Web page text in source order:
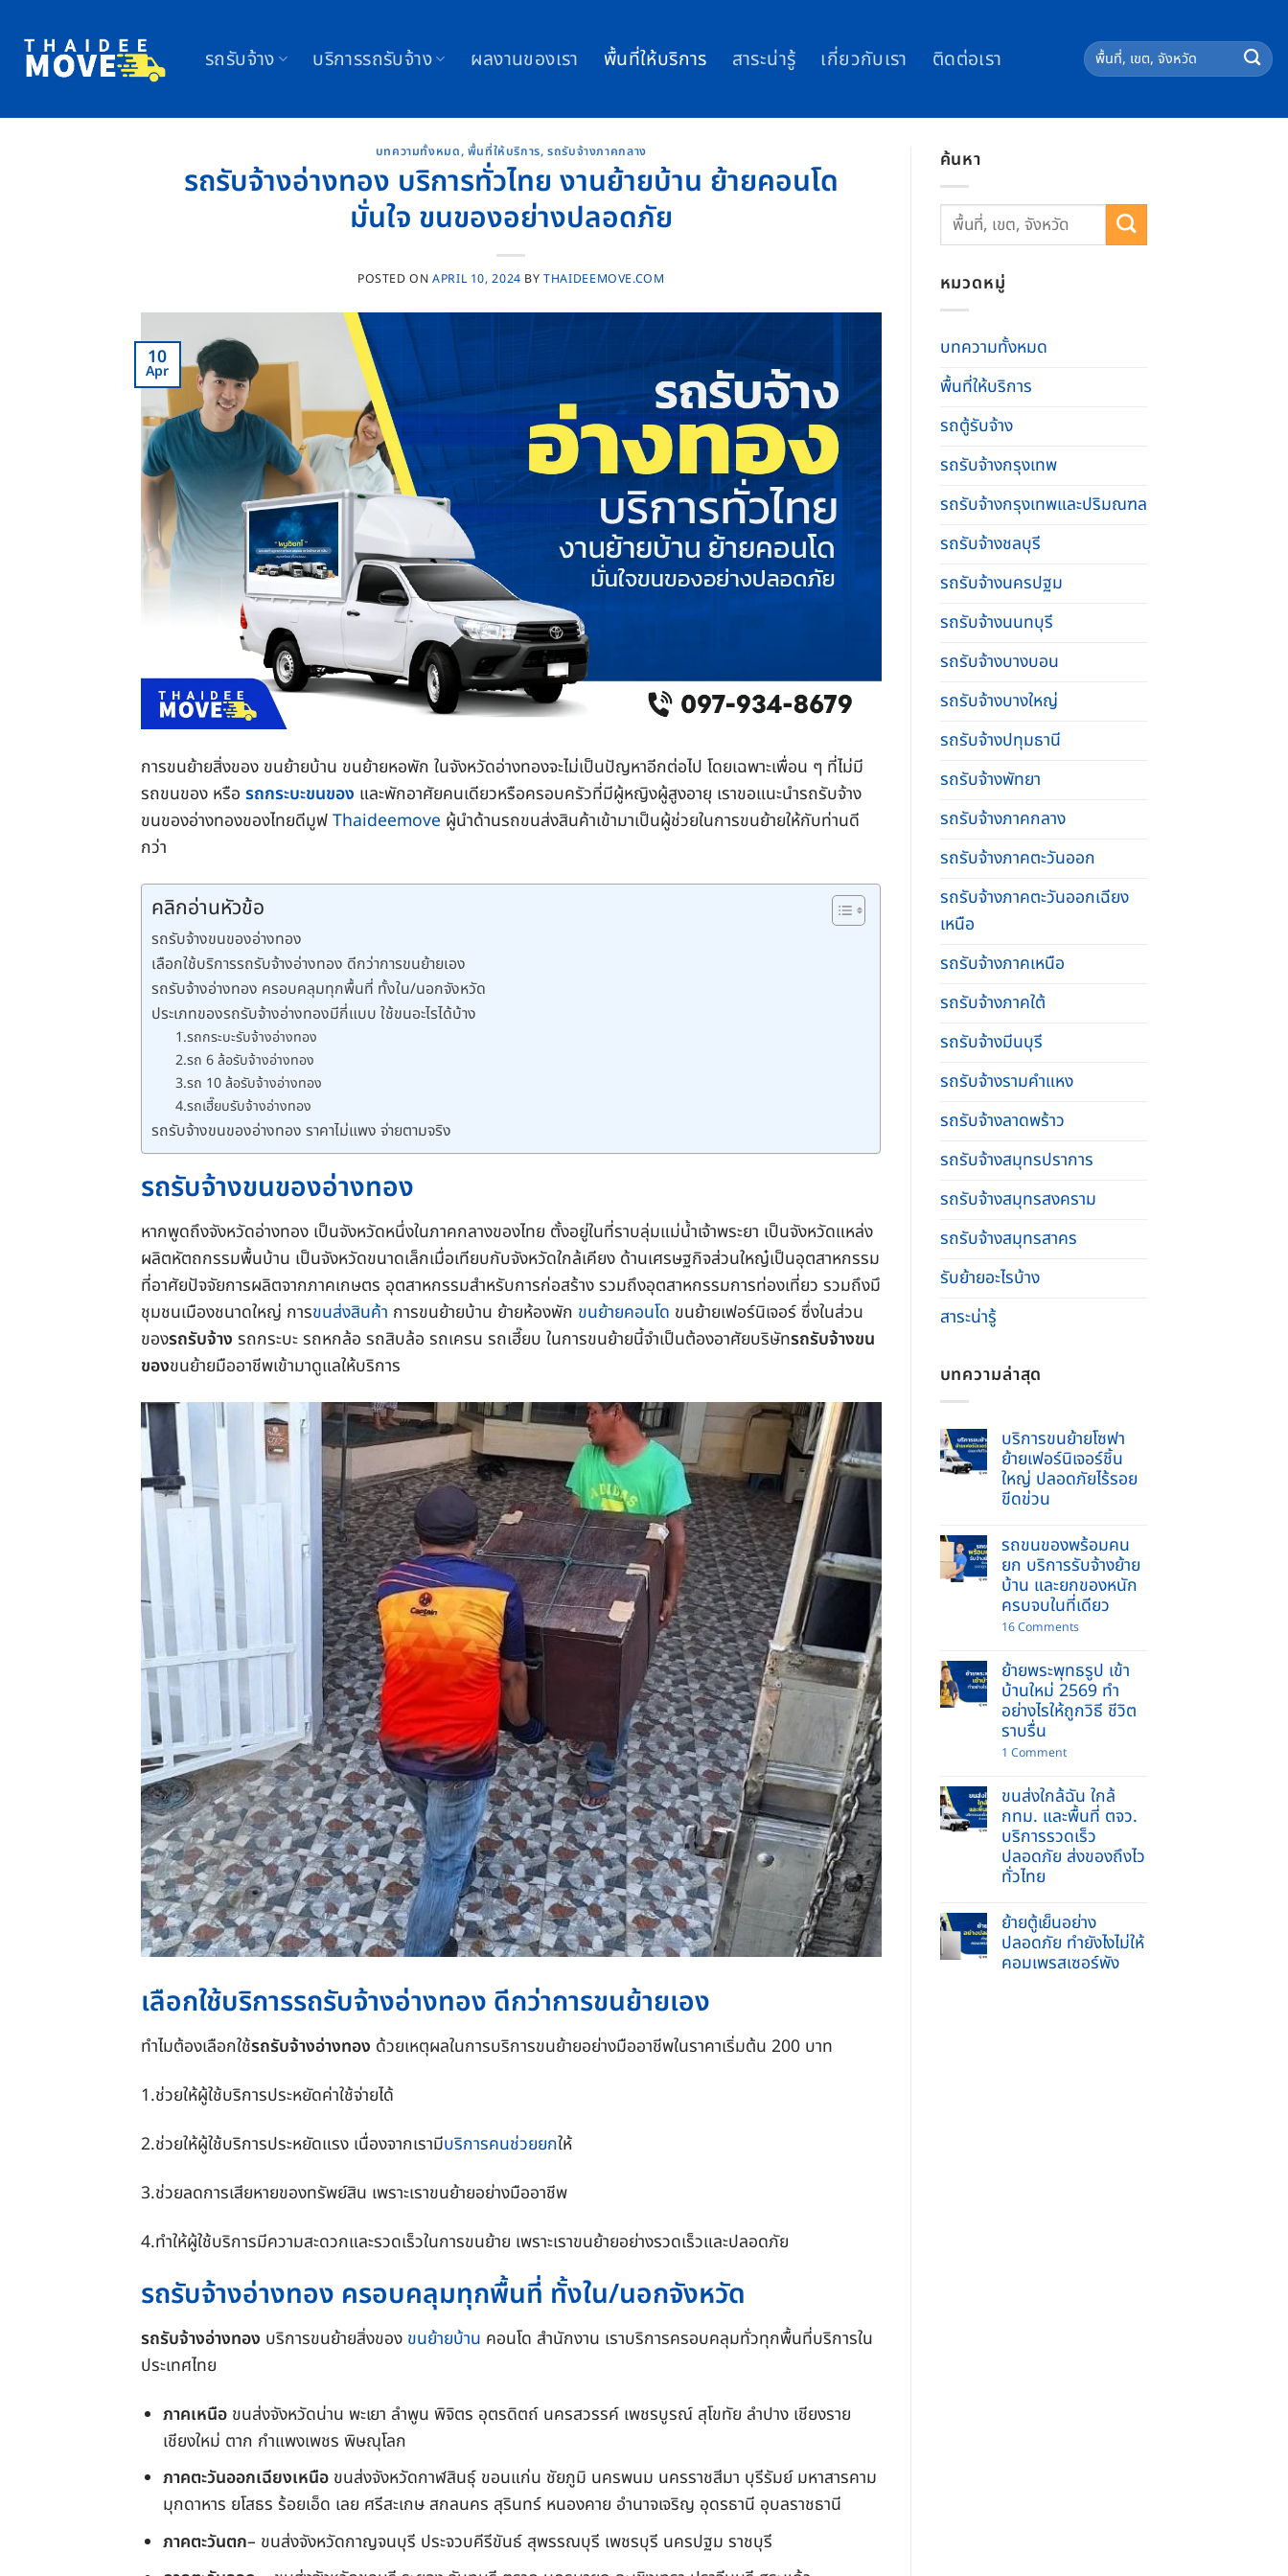
content
รถรับจ้าง บริการรถรับจ้าง ผลงานของเรา พื้นที่ให้บริการ สาระน่ารู้ เกี่ยวกับเรา ติดต่อเรา
บทความทั้งหมด, พื้นที่ให้บริการ,รถรับจ้างภาคกลาง
รถรับจ้างอ่างทอง บริการทั่วไทย งานย้ายบ้าน ย้ายคอนโด
มั่นใจ ขนของอย่างปลอดภัย
POSTED ONAPRIL 10, 2024 BYTHAIDEEMOVE.COM
10
Apr
การขนย้ายสิ่งของ ขนย้ายบ้าน ขนย้ายหอพัก ในจังหวัดอ่างทองจะไม่เป็นปัญหาอีกต่อไป โดยเฉพาะเพื่อน ๆ ที่ไม่มี
รถขนของ หรือ รถกระบะขนของ และพักอาศัยคนเดียวหรือครอบครัวที่มีผู้หญิงผู้สูงอายุ เราขอแนะนำรถรับจ้าง
ขนของอ่างทองของไทยดีมูฟThaideemove ผู้นำด้านรถขนส่งสินค้าเข้ามาเป็นผู้ช่วยในการขนย้ายให้กับท่านดี
กว่า
คลิกอ่านหัวข้อ
รถรับจ้างขนของอ่างทอง
เลือกใช้บริการรถรับจ้างอ่างทอง ดีกว่าการขนย้ายเอง
รถรับจ้างอ่างทอง ครอบคลุมทุกพื้นที่ ทั้งใน/นอกจังหวัด
ประเภทของรถรับจ้างอ่างทองมีกี่แบบ ใช้ขนอะไรได้บ้าง
1.รถกระบะรับจ้างอ่างทอง
2.รถ 6 ล้อรับจ้างอ่างทอง
3.รถ 10 ล้อรับจ้างอ่างทอง
4.รถเฮี๊ยบรับจ้างอ่างทอง
รถรับจ้างขนของอ่างทอง ราคาไม่แพง จ่ายตามจริง
รถรับจ้างขนของอ่างทอง
หากพูดถึงจังหวัดอ่างทอง เป็นจังหวัดหนึ่งในภาคกลางของไทย ตั้งอยู่ในที่ราบลุ่มแม่น้ำเจ้าพระยา เป็นจังหวัดแหล่ง
ผลิตหัตถกรรมพื้นบ้าน เป็นจังหวัดขนาดเล็กเมื่อเทียบกับจังหวัดใกล้เคียง ด้านเศรษฐกิจส่วนใหญ๋เป็นอุตสาหกรรม
ที่อาศัยปัจจัยการผลิตจากภาคเกษตร อุตสาหกรรมสำหรับการก่อสร้าง รวมถึงอุตสาหกรรมการท่องเที่ยว รวมถึงมึ
ชุมชนเมืองชนาดใหญ่ การขนส่งสินค้า การขนย้ายบ้าน ย้ายห้องพัก ขนย้ายคอนโด ขนย้ายเฟอร์นิเจอร์ ซึ่งในส่วน
ของรถรับจ้าง รถกระบะ รถหกล้อ รถสิบล้อ รถเครน รถเฮี๊ยบ ในการขนย้ายนี้จำเป็นต้องอาศัยบริษัทรถรับจ้างขน
ของขนย้ายมืออาชีพเข้ามาดูแลให้บริการ
เลือกใช้บริการรถรับจ้างอ่างทอง ดีกว่าการขนย้ายเอง
ทำไมต้องเลือกใช้รถรับจ้างอ่างทอง ด้วยเหตุผลในการบริการขนย้ายอย่างมืออาชีพในราคาเริ่มต้น 200 บาท
1.ช่วยให้ผู้ใช้บริการประหยัดค่าใช้จ่ายได้
2.ช่วยให้ผู้ใช้บริการประหยัดแรง เนื่องจากเรามีบริการคนช่วยยกให้
3.ช่วยลดการเสียหายของทรัพย์สิน เพราะเราขนย้ายอย่างมืออาชีพ
4.ทำให้ผู้ใช้บริการมีความสะดวกและรวดเร็วในการขนย้าย เพราะเราขนย้ายอย่างรวดเร็วและปลอดภัย
รถรับจ้างอ่างทอง ครอบคลุมทุกพื้นที่ ทั้งใน/นอกจังหวัด
รถรับจ้างอ่างทอง บริการขนย้ายสิ่งของ ขนย้ายบ้าน คอนโด สำนักงาน เราบริการครอบคลุมทั่วทุกพื้นที่บริการใน
ประเทศไทย
ภาคเหนือขนส่งจังหวัดน่าน พะเยา ลำพูน พิจิตร อุตรดิตถ์ นครสวรรค์ เพชรบูรณ์ สุโขทัย ลำปาง เชียงราย
เชียงใหม่ ตาก กำแพงเพชร พิษณุโลก
ภาคตะวันออกเฉียงเหนือขนส่งจังหวัดกาฬสินธุ์ ขอนแก่น ชัยภูมิ นครพนม นครราชสีมา บุรีรัมย์ มหาสารคาม
มุกดาหาร ยโสธร ร้อยเอ็ด เลย ศรีสะเกษ สกลนคร สุรินทร์ หนองคาย อำนาจเจริญ อุดรธานี อุบลราชธานี
ภาคตะวันตก– ขนส่งจังหวัดกาญจนบุรี ประจวบคีรีขันธ์ สุพรรณบุรี เพชรบุรี นครปฐม ราชบุรี
ค้นหา
หมวดหมู่
บทความทั้งหมด
พื้นที่ให้บริการ
รถตู้รับจ้าง
รถรับจ้างกรุงเทพ
รถรับจ้างกรุงเทพและปริมณฑล
รถรับจ้างชลบุรี
รถรับจ้างนครปฐม
รถรับจ้างนนทบุรี
รถรับจ้างบางบอน
รถรับจ้างบางใหญ่
รถรับจ้างปทุมธานี
รถรับจ้างพัทยา
รถรับจ้างภาคกลาง
รถรับจ้างภาคตะวันออก
รถรับจ้างภาคตะวันออกเฉียง
เหนือ
รถรับจ้างภาคเหนือ
รถรับจ้างภาคใต้
รถรับจ้างมีนบุรี
รถรับจ้างรามคําแหง
รถรับจ้างลาดพร้าว
รถรับจ้างสมุทรปราการ
รถรับจ้างสมุทรสงคราม
รถรับจ้างสมุทรสาคร
รับย้ายอะไรบ้าง
สาระน่ารู้
บทความล่าสุด
บริการขนย้ายโซฟา
ย้ายเฟอร์นิเจอร์ชิ้น
ใหญ่ ปลอดภัยไร้รอย
ขีดข่วน
on
บริการ
ขน
ย้าย
โซฟา
ย้าย
เฟอร์นิเจอร์
ปลอดภัย
ไร้
รอย
ขีด
ข่วน
รถขนของพร้อมคน
ยก บริการรับจ้างย้าย
บ้าน และยกของหนัก
ครบจบในที่เดียว
16 Commentson
ของ
พร้อม
คนยก
บริการ
รับจ้าง
ของ
หนัก
ครบ
จบ
ใน
ที่
เดียว
ย้ายพระพุทธรูป เข้า
บ้านใหม่ 2569 ทำ
อย่างไรให้ถูกวิธี ชีวิต
ราบรื่น
1 Commenton
รูป
เข้า
บ้าน
ใหม่
2569
ทำ
ชีวิต
ราบ
รื่น
ขนส่งใกล้ฉัน ใกล้
กทม. และพื้นที่ ตจว.
บริการรวดเร็ว
ปลอดภัย ส่งของถึงไว
ทั่วไทย
Comments
on
ขนส่ง
ใกล้
ฉัน
ย้ายตู้เย็นอย่าง
ปลอดภัย ทำยังไงไม่ให้
คอมเพรสเซอร์พัง